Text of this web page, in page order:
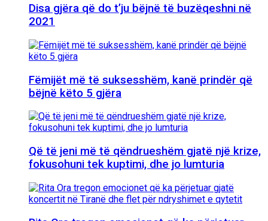
Disa gjëra që do t’ju bëjnë të buzëqeshni në
2021
Fëmijët më të suksesshëm, kanë prindër që
bëjnë këto 5 gjëra
Që të jeni më të qëndrueshëm gjatë një krize,
fokusohuni tek kuptimi, dhe jo lumturia